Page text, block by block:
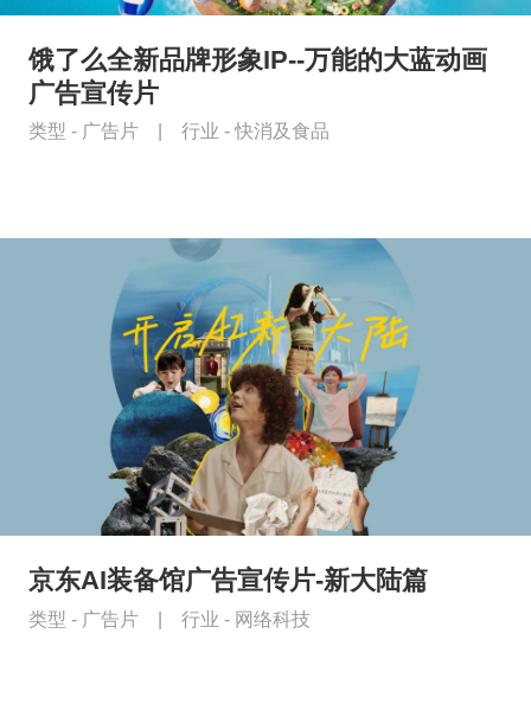
饿了么全新品牌形象IP--万能的大蓝动画
广告宣传片
类型 - 广告片 行业 -快消及食品
京东AI装备馆广告宣传片-新大陆篇
类型 - 广告片 行业 - 网络科技